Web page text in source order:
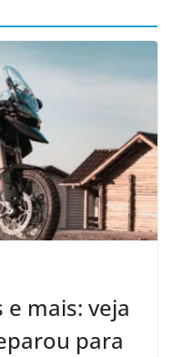
e mais: veja
para